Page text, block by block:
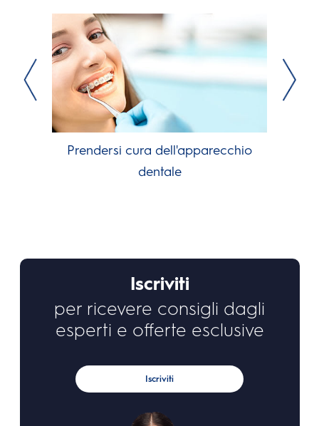
Prendersi cura dell'apparecchio
dentale
Iscriviti
per ricevere consigli dagli
esperti e offerte esclusive
Iscriviti